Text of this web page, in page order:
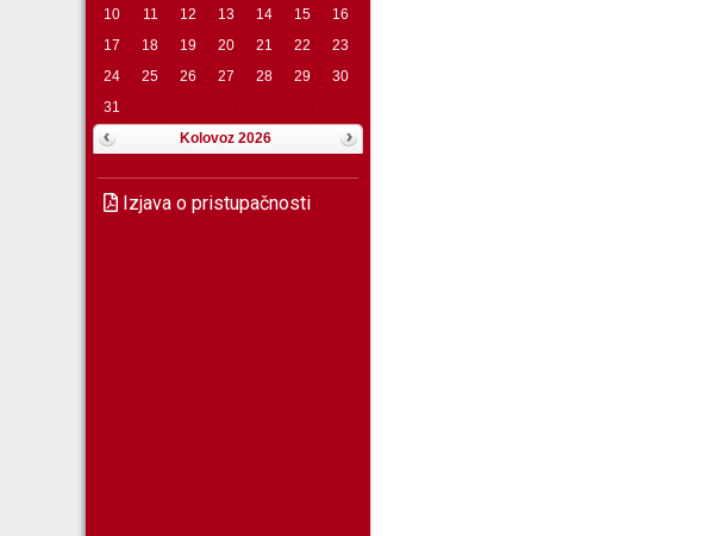
10
11 12 13 14 15
16
17
18 19 20 21 22
23
24
25 26 27 28 29
30
31
Kolovoz 2026
Izjava o pristupačnosti